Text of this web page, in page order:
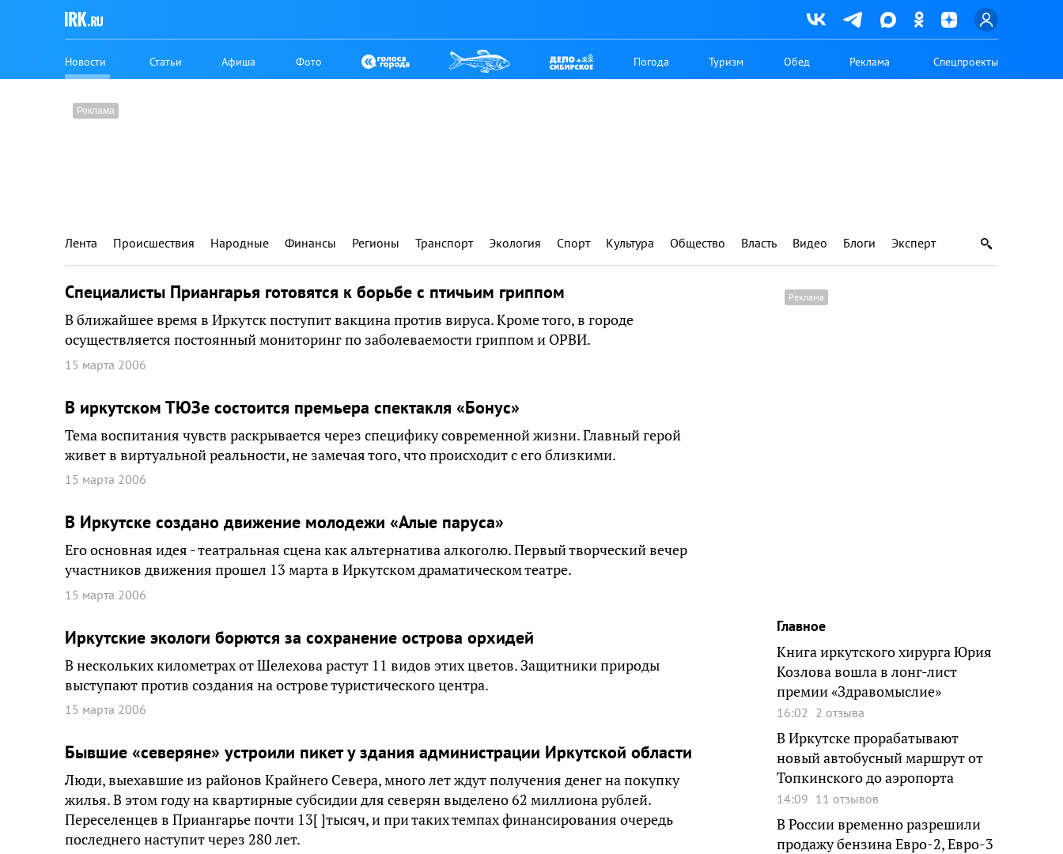
Новости Статьи Афиша Фото Погода Туризм Обед Реклама Спецпроекты
Лента Происшествия Народные Финансы Регионы Транспорт Экология Спорт Культура Общество Власть Видео Блоги Эксперт
Специалисты Приангарья готовятся к борьбе с птичьим гриппом
В ближайшее время в Иркутск поступит вакцина против вируса. Кроме того, в городе
осуществляется постоянный мониторинг по заболеваемости гриппом и ОРВИ.
15 марта 2006
В иркутском ТЮЗе состоится премьера спектакля «Бонус»
Тема воспитания чувств раскрывается через специфику современной жизни. Главный герой
живет в виртуальной реальности, не замечая того, что происходит с его близкими.
15 марта 2006
В Иркутске создано движение молодежи «Алые паруса»
Его основная идея - театральная сцена как альтернатива алкоголю. Первый творческий вечер
участников движения прошел 13 марта в Иркутском драматическом театре.
15 марта 2006
Иркутские экологи борются за сохранение острова орхидей
В нескольких километрах от Шелехова растут 11 видов этих цветов. Защитники природы
выступают против создания на острове туристического центра.
15 марта 2006
Бывшие «северяне» устроили пикет у здания администрации Иркутской области
Люди, выехавшие из районов Крайнего Севера, много лет ждут получения денег на покупку
жилья. В этом году на квартирные субсидии для северян выделено 62 миллиона рублей.
Переселенцев в Приангарье почти 13[ ]тысяч, и при таких темпах финансирования очередь
последнего наступит через 280 лет.
Главное
Книга иркутского хирурга Юрия
Козлова вошла в лонг-лист
премии «Здравомыслие»
16:02 2 отзыва
В Иркутске прорабатывают
новый автобусный маршрут от
Топкинского до аэропорта
14:09 11 отзывов
В России временно разрешили
продажу бензина Евро-2, Евро-3